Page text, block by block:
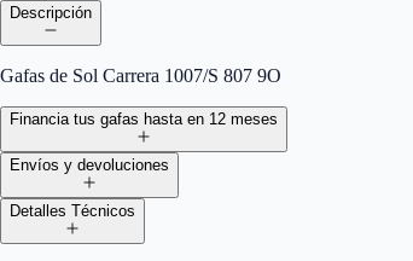
Descripción
Gafas de Sol Carrera 1007/S 807 9O
Financia tus gafas hasta en 12 meses
Envíos y devoluciones
Detalles Técnicos